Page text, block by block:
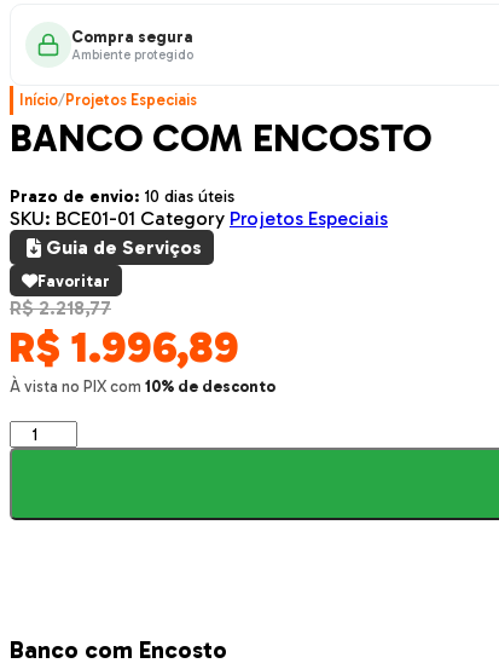
Compra segura
Ambiente protegido
Início/Projetos Especiais
BANCO COM ENCOSTO
Prazo de envio: 10 dias úteis
SKU: BCE01-01 Category Projetos Especiais
Guia de Serviços
Favoritar
R$ 2.218,77
R$ 1.996,89
À vista no PIX com 10% de desconto
Banco
com
Banco com Encosto